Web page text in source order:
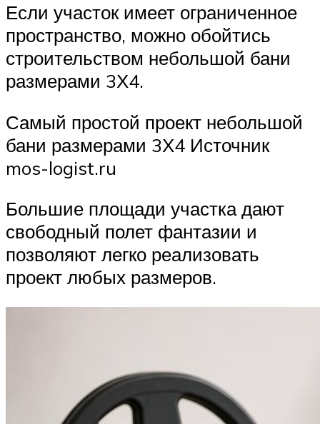
Если участок имеет ограниченное
пространство, можно обойтись
строительством небольшой бани
размерами 3Х4.
Самый простой проект небольшой
бани размерами 3Х4 Источник
mos-logist.ru
Большие площади участка дают
свободный полет фантазии и
позволяют легко реализовать
проект любых размеров.